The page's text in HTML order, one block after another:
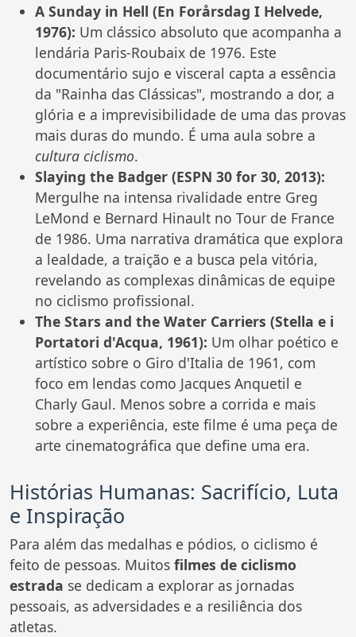
A Sunday in Hell (En Forårsdag I Helvede,
1976): Um clássico absoluto que acompanha a
lendária Paris-Roubaix de 1976. Este
documentário sujo e visceral capta a essência
da "Rainha das Clássicas", mostrando a dor, a
glória e a imprevisibilidade de uma das provas
mais duras do mundo. É uma aula sobre a
cultura ciclismo.
Slaying the Badger (ESPN 30 for 30, 2013):
Mergulhe na intensa rivalidade entre Greg
LeMond e Bernard Hinault no Tour de France
de 1986. Uma narrativa dramática que explora
a lealdade, a traição e a busca pela vitória,
revelando as complexas dinâmicas de equipe
no ciclismo profissional.
The Stars and the Water Carriers (Stella e i
Portatori d'Acqua, 1961): Um olhar poético e
artístico sobre o Giro d'Italia de 1961, com
foco em lendas como Jacques Anquetil e
Charly Gaul. Menos sobre a corrida e mais
sobre a experiência, este filme é uma peça de
arte cinematográfica que define uma era.
Histórias Humanas: Sacrifício, Luta
e Inspiração
Para além das medalhas e pódios, o ciclismo é
feito de pessoas. Muitos filmes de ciclismo
estrada se dedicam a explorar as jornadas
pessoais, as adversidades e a resiliência dos
atletas.